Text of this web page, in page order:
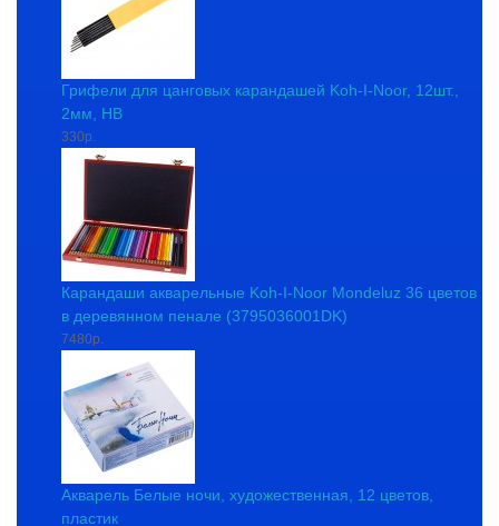
Грифели для цанговых карандашей Koh-I-Noor, 12шт.,
2мм, HB
330р.
Карандаши акварельные Koh-I-Noor Mondeluz 36 цветов
в деревянном пенале (3795036001DK)
7480р.
Акварель Белые ночи, художественная, 12 цветов,
пластик